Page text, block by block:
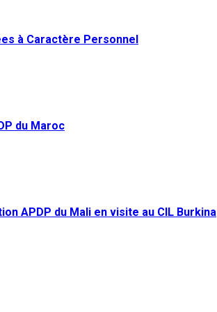
à Caractère Personnel
du Maroc
APDP du Mali en visite au CIL Burkina